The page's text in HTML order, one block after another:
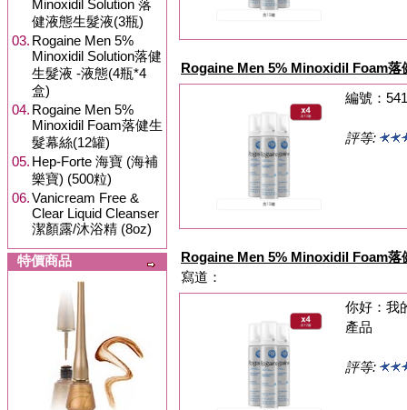
Minoxidil Solution 落
健液態生髮液(3瓶)
03. Rogaine Men 5%
Minoxidil Solution落健
生髮液 -液態(4瓶*4
盒)
04. Rogaine Men 5%
Minoxidil Foam落健生
髮幕絲(12罐)
05. Hep-Forte 海寶 (海補
樂寶) (500粒)
06.Vanicream Free &
Clear Liquid Cleanser
潔顏露/沐浴精 (8oz)
特價商品
Rogaine Men 5% Minoxidil Foam落
編號：
評等:
Rogaine Men 5% Minoxidil Foam落
寫道：
你好：我
產品
評等: